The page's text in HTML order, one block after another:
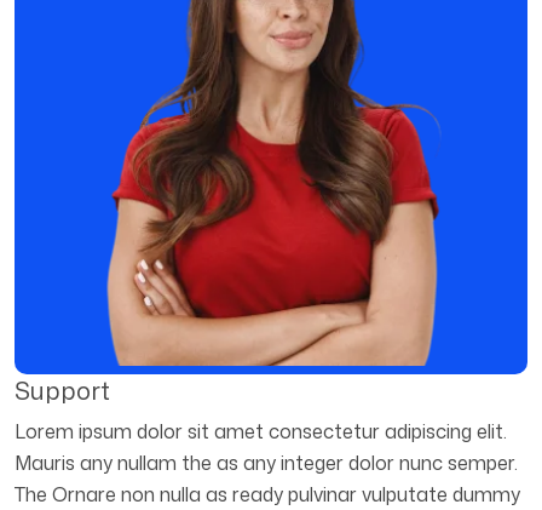
Support
Lorem ipsum dolor sit amet consectetur adipiscing elit.
Mauris any nullam the as any integer dolor nunc semper.
The Ornare non nulla as ready pulvinar vulputate dummy